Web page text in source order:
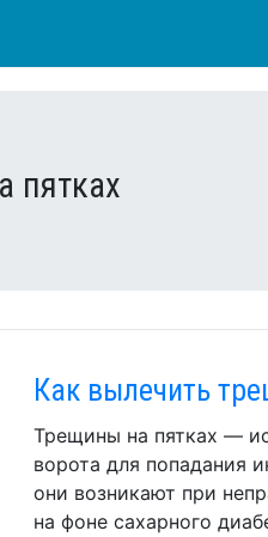
пятках
Как вылечить
Трещины на пятках —
ворота для попадания
они возникают при
на фоне сахарного